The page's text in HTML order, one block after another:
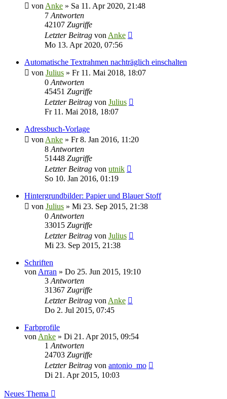
von Anke » Sa 11. Apr 2020, 21:48
7 Antworten
42107 Zugriffe
Letzter Beitrag von Anke
Mo 13. Apr 2020, 07:56
Automatische Textrahmen nachträglich einschalten
von Julius » Fr 11. Mai 2018, 18:07
0 Antworten
45451 Zugriffe
Letzter Beitrag von Julius
Fr 11. Mai 2018, 18:07
Adressbuch-Vorlage
von Anke » Fr 8. Jan 2016, 11:20
8 Antworten
51448 Zugriffe
Letzter Beitrag von utnik
So 10. Jan 2016, 01:19
Hintergrundbilder: Papier und Blauer Stoff
von Julius » Mi 23. Sep 2015, 21:38
0 Antworten
33015 Zugriffe
Letzter Beitrag von Julius
Mi 23. Sep 2015, 21:38
Schriften
von Arran » Do 25. Jun 2015, 19:10
3 Antworten
31367 Zugriffe
Letzter Beitrag von Anke
Do 2. Jul 2015, 07:45
Farbprofile
von Anke » Di 21. Apr 2015, 09:54
1 Antworten
24703 Zugriffe
Letzter Beitrag von antonio_mo
Di 21. Apr 2015, 10:03
Neues Thema